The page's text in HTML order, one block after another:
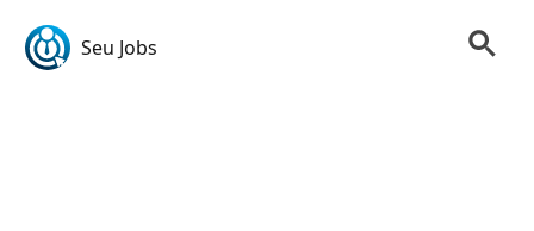
Seu Jobs